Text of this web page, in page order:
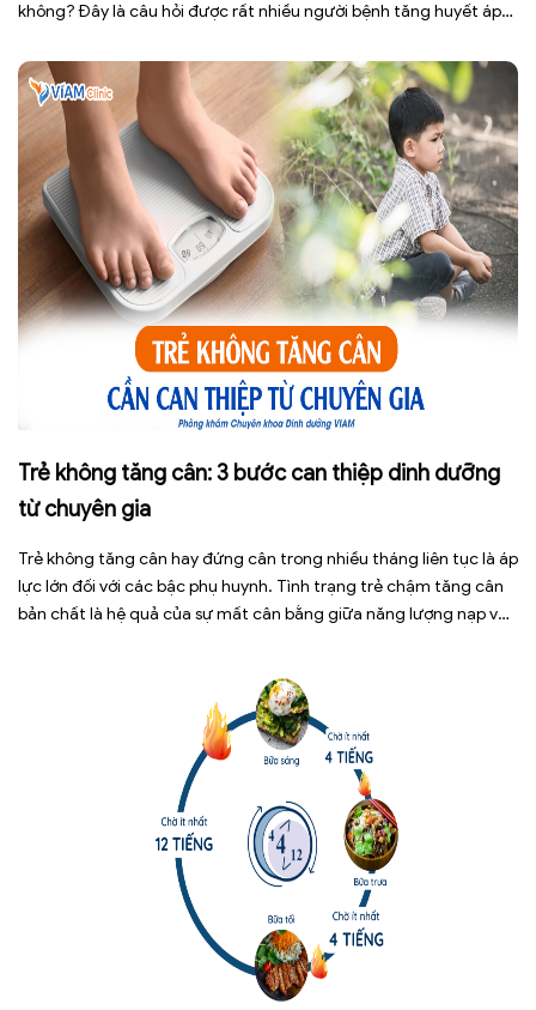
không? Đây là câu hỏi được rất nhiều người bệnh tăng huyết áp
[…]
Trẻ không tăng cân: 3 bước can thiệp dinh dưỡng
từ chuyên gia
Trẻ không tăng cân hay đứng cân trong nhiều tháng liên tục là áp
lực lớn đối với các bậc phụ huynh. Tình trạng trẻ chậm tăng cân
bản chất là hệ quả của sự mất cân bằng giữa năng lượng nạp vào